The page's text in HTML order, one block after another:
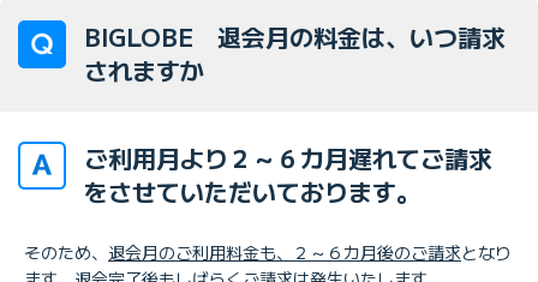
BIGLOBE 退会月の料金は、いつ請求
されますか
ご利用月より２～６カ月遅れてご請求
をさせていただいております。
そのため、 退会月のご利用料金も、２～６カ月後のご請求となり